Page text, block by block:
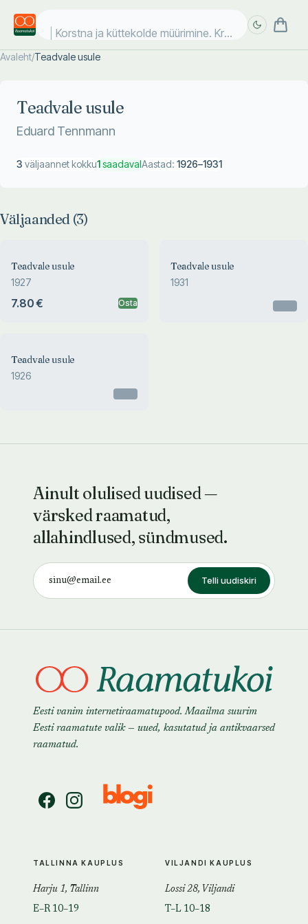
Korstna ja küttekolde müürimine. Krohvimine. P
Avaleht/Teadvale usule
Teadvale usule
Eduard Tennmann
3 väljaannet kokku1saadavalAastad: 1926–1931
Väljaanded (3)
Teadvale usule
1927
7.80 € Osta
Teadvale usule
1931
Teadvale usule
1926
Ainult olulised uudised —
värsked raamatud,
allahindlused, sündmused.
Telli uudiskiri
Eesti vanim internetiraamatupood. Maailma suurim
Eesti raamatute valik — uued, kasutatud ja antikvaarsed
raamatud.
TALLINNA KAUPLUS
Harju 1, Tallinn
E–R 10–19
VILJANDI KAUPLUS
Lossi 28, Viljandi
T–L 10–18